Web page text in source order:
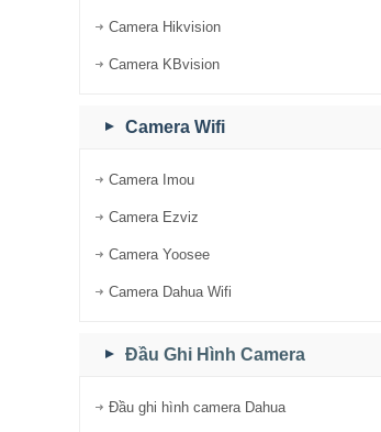
Camera Hikvision
Camera KBvision
Camera Wifi
Camera Imou
Camera Ezviz
Camera Yoosee
Camera Dahua Wifi
Đầu Ghi Hình Camera
Đầu ghi hình camera Dahua